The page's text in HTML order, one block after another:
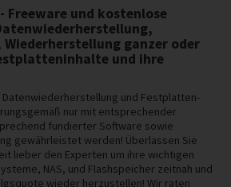
Freeware und kostenlose
ganzer oder
und ihre
und Festplatten-
nur mit entsprechender
fundierter Software sowie
gewährleistet werden! Überlassen Sie
lieber den Experten um ihre wichtigen
NAS, und Flashspeicher zeitnah und
wieder herzustellen! Wir raten